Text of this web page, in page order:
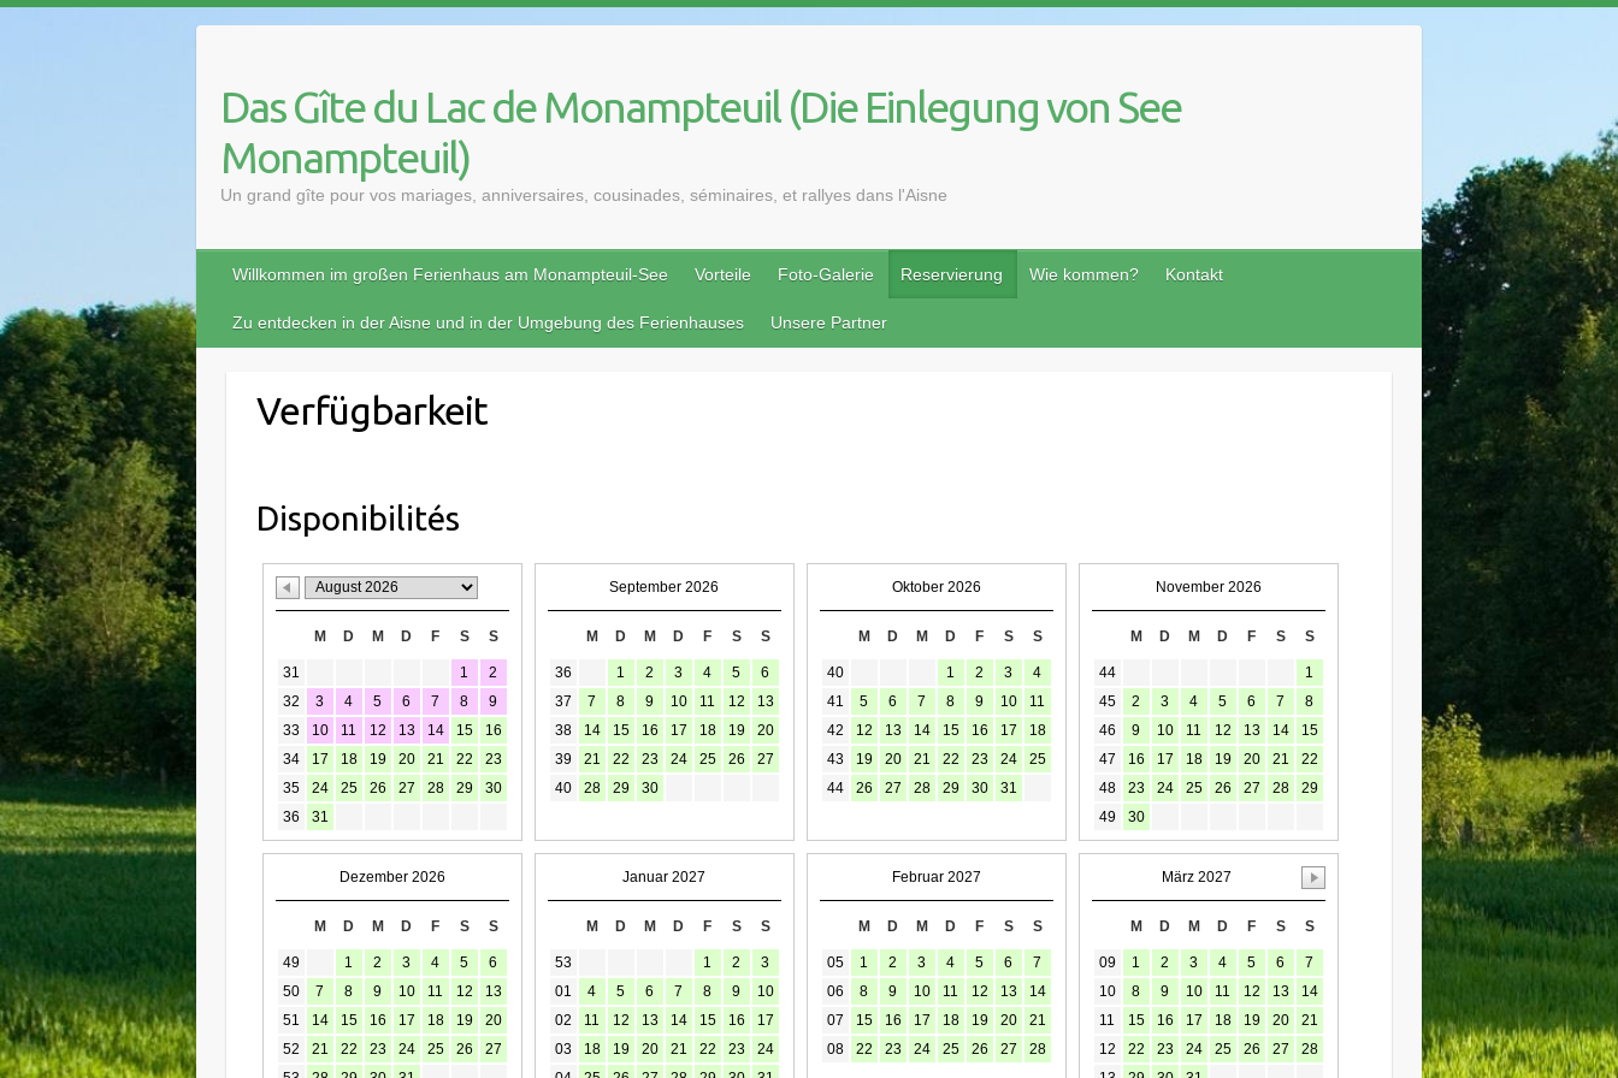
Das Gîte du Lac de Monampteuil (Die Einlegung von See
Monampteuil)
Un grand gîte pour vos mariages, anniversaires, cousinades, séminaires, et rallyes dans l'Aisne
Willkommen im großen Ferienhaus am Monampteuil-See Vorteile Foto-Galerie Reservierung Wie kommen? Kontakt
Zu entdecken in der Aisne und in der Umgebung des Ferienhauses Unsere Partner
Verfügbarkeit
Disponibilités
M D M D F S S
31 1
2
32
3 4 5 6 7 8
9
33
10 11 12 13 14 15
16
34
17 18 19 20 21 22
23
35
24 25 26 27 28 29
30
36
31
September 2026
M D M D F S S
36 1 2 3 4 5
6
37
7 8 9 10 11 12
13
38
14 15 16 17 18 19
20
39
21 22 23 24 25 26
27
40
28 29 30
Oktober 2026
M D M D F S S
40 1 2 3
4
41
5 6 7 8 9 10
11
42
12 13 14 15 16 17
18
43
19 20 21 22 23 24
25
44
26 27 28 29 30 31
November 2026
M D M D F S S
44
1
45
2 3 4 5 6 7
8
46
9 10 11 12 13 14
15
47
16 17 18 19 20 21
22
48
23 24 25 26 27 28
29
49
30
Dezember 2026
M D M D F S S
49 1 2 3 4 5
6
50
7 8 9 10 11 12
13
51
14 15 16 17 18 19
20
52
21 22 23 24 25 26
27
Januar 2027
M D M D F S S
53 1 2
3
01
4 5 6 7 8 9
10
02
11 12 13 14 15 16
17
03
18 19 20 21 22 23
24
Februar 2027
M D M D F S S
05 1 2 3 4 5 6
7
06
8 9 10 11 12 13
14
07
15 16 17 18 19 20
21
08
22 23 24 25 26 27 28
März 2027
M D M D F S S
09 1 2 3 4 5 6
7
10
8 9 10 11 12 13
14
11
15 16 17 18 19 20
21
12
22 23 24 25 26 27
28